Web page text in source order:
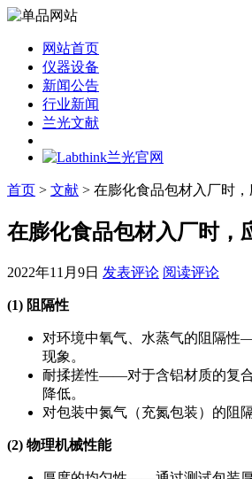
网站首页
仪器设备
新闻公告
行业新闻
兰光文献
首页 > 文献 > 在膨化食品包材入厂时
在膨化食品包材入厂时，
2022年11月9日 发表评论 阅读评论
(1) 阻隔性
对环境中氧气、水蒸气的阻隔性
现象。
耐揉搓性——对于含铝材质的复合
降低。
对包装中氮气（充氮包装）的阻
(2) 物理机械性能